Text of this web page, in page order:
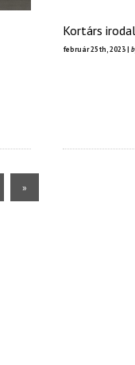
Kortárs
február 25th, 2023 |
»